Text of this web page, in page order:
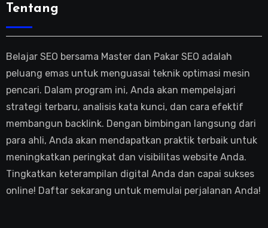
Tentang
Belajar SEO bersama Master dan Pakar SEO adalah
peluang emas untuk menguasai teknik optimasi mesin
pencari. Dalam program ini, Anda akan mempelajari
strategi terbaru, analisis kata kunci, dan cara efektif
membangun backlink. Dengan bimbingan langsung dari
para ahli, Anda akan mendapatkan praktik terbaik untuk
meningkatkan peringkat dan visibilitas website Anda.
Tingkatkan keterampilan digital Anda dan capai sukses
online! Daftar sekarang untuk memulai perjalanan Anda!